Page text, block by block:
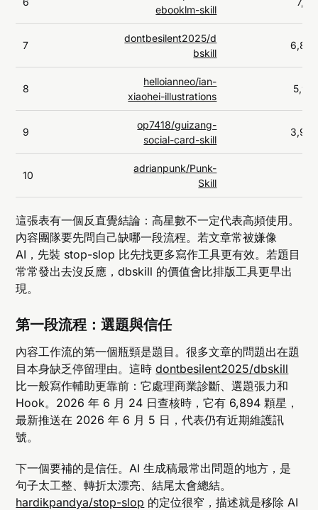
ebooklm-skill
7
dontbesilent2025/d
bskill
8
helloianneo/ian-
xiaohei-illustrations
9
op7418/guizang-
social-card-skill
10
adrianpunk/Punk-
Skill
這張表有一個反直覺結論：高星數不一定代表高頻使用。
內容團隊要先問自己缺哪一段流程。若文章常被嫌像
AI，先裝 stop-slop 比先找更多寫作工具更有效。若題目
常常發出去沒反應，dbskill 的價值會比排版工具更早出
現。
第一段流程：選題與信任
內容工作流的第一個瓶頸是題目。很多文章的問題出在題
目本身缺乏停留理由。這時dontbesilent2025/dbskill
比一般寫作輔助更靠前：它處理商業診斷、選題張力和
Hook。2026 年 6 月 24 日查核時，它有 6,894 顆星，
最新推送在 2026 年 6 月 5 日，代表仍有近期維護訊
號。
下一個要補的是信任。AI 生成稿最常出問題的地方，是
句子太工整、轉折太漂亮、結尾太會總結。
hardikpandya/stop-slop 的定位很窄，描述就是移除 AI